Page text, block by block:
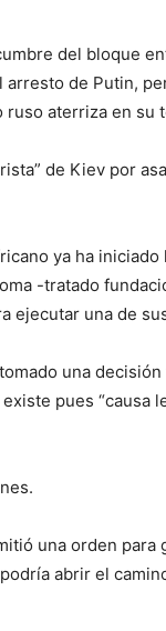
del bloque
de Putin,
ruso aterriza en su
de Kiev por
ya ha iniciado
-tratado
ejecutar una de
una
pues “causa
una orden para
abrir el